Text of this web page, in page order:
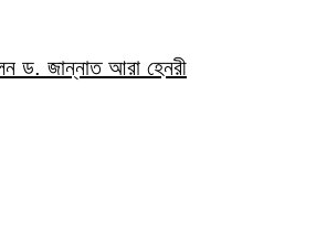
ড. জান্নাত আরা হেনরী